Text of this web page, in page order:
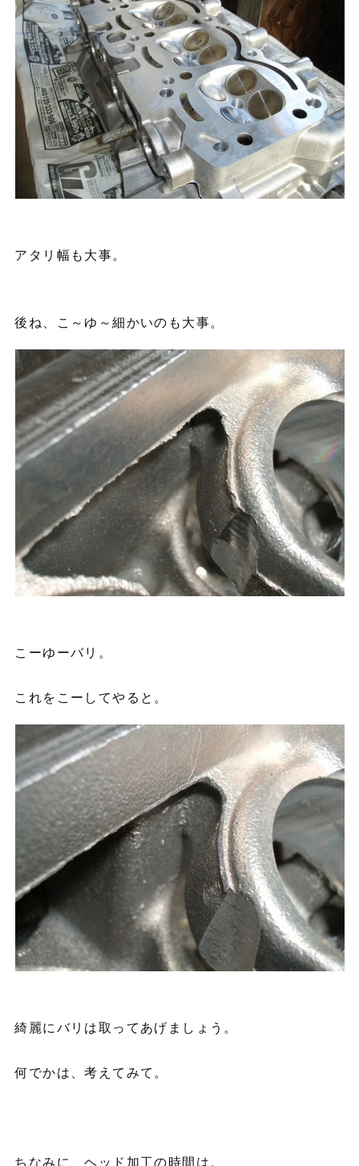
アタリ幅も大事。
後ね、こ～ゆ～細かいのも大事。
こーゆーバリ。
これをこーしてやると。
綺麗にバリは取ってあげましょう。
何でかは、考えてみて。
ちなみに、ヘッド加工の時間は。